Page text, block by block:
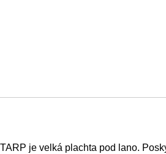
TARP je velká plachta pod lano.